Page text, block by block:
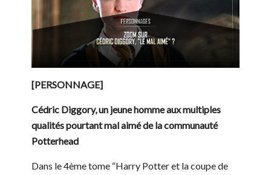
[PERSONNAGE]
Cédric Diggory, un jeune homme aux multiples
qualités pourtant mal aimé de la communauté
Potterhead
Dans le 4ème tome “Harry Potter et la coupe de